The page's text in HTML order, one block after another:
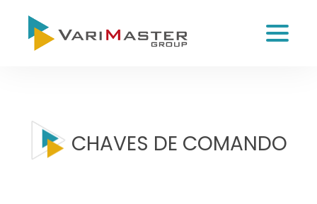
CHAVES DE COMANDO